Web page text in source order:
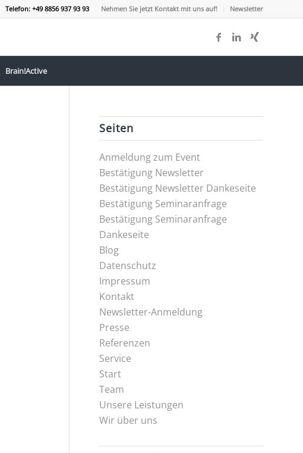
Nehmen Sie jetzt Kontakt mit uns auf! Newsletter
Telefon: +49 8856 937 93 93
Brain!Active
Seiten
Anmeldung zum Event
Bestätigung Newsletter
Bestätigung Newsletter Dankeseite
Bestätigung Seminaranfrage
Bestätigung Seminaranfrage
Dankeseite
Blog
Datenschutz
Impressum
Kontakt
Newsletter-Anmeldung
Presse
Referenzen
Service
Start
Team
Unsere Leistungen
Wir über uns